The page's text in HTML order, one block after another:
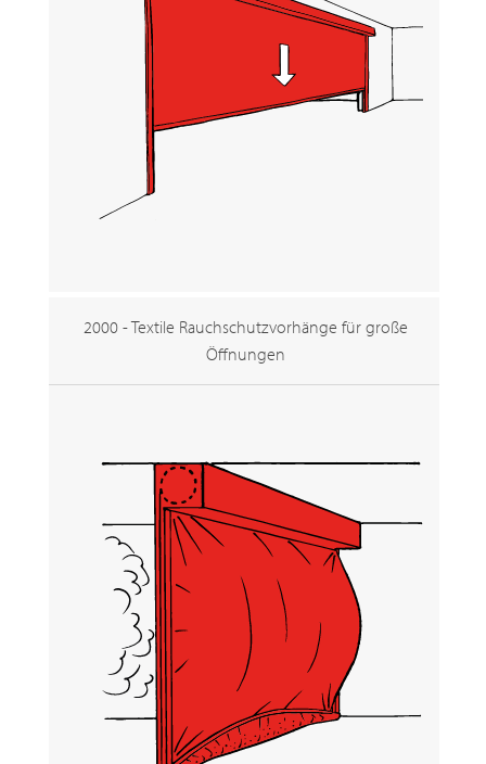
2000 - Textile Rauchschutzvorhänge für große
Öffnungen